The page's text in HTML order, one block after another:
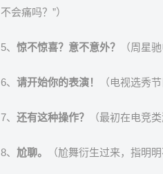
不会痛吗？”）
5、 惊不惊喜？意不意外？ （周星
6、 请开始你的表演！ （电视选秀
7、 还有这种操作？ （最初在电竞
8、 尬聊。 （尬舞衍生过来，指明